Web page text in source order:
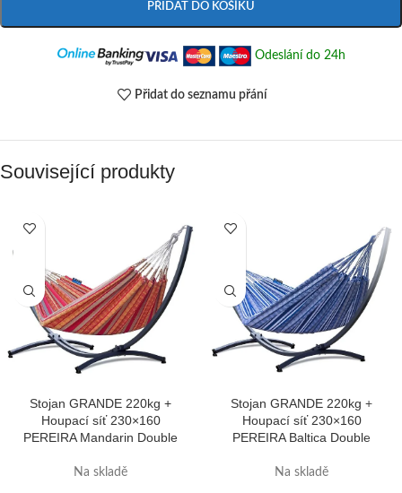
PŘIDAT DO KOŠÍKU
Odeslání do 24h
Přidat do seznamu přání
Související produkty
Stojan GRANDE 220kg +
Houpací síť 230×160
PEREIRA Mandarin Double
Na skladě
Stojan GRANDE 220kg +
Houpací síť 230×160
PEREIRA Baltica Double
Na skladě